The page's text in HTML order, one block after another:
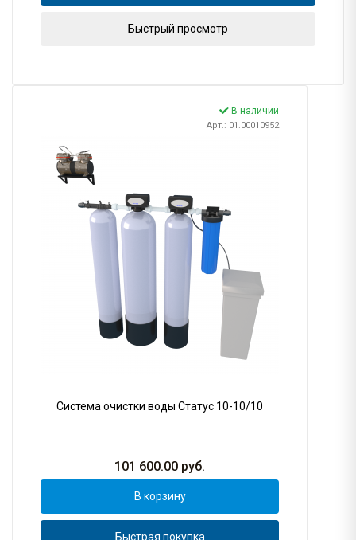
Быстрый просмотр
В наличии
Арт.: 01.00010952
Система очистки воды Статус 10-10/10
101 600.00 руб.
В корзину
Быстрая покупка